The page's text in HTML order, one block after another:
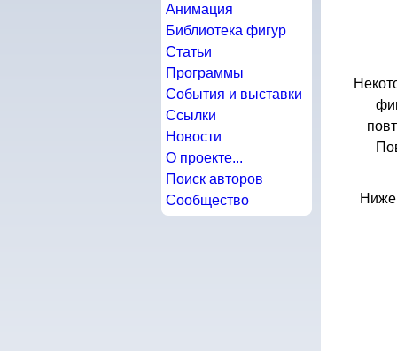
Анимация
Библиотека фигур
Статьи
Программы
События и выставки
Ссылки
Новости
О проекте...
Поиск авторов
Сообщество
Ниже